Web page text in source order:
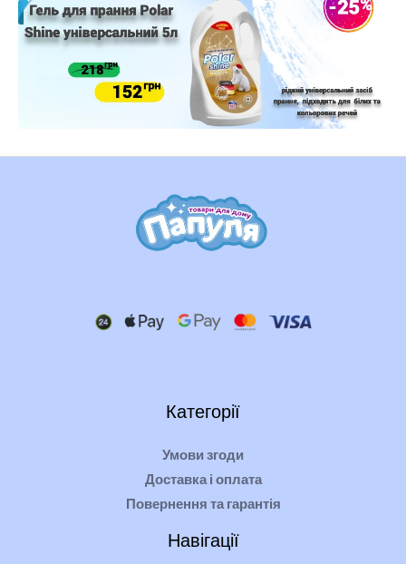
Категорії
Умови згоди
Доставка і оплата
Повернення та гарантія
Навігації